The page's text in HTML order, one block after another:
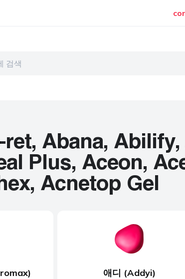
티 제품
임
내부용
기부전
HIV
고혈압
남성 건강
근육 이완제
금연
수술
ret, Abana,
Plus, Aceon,
Acnetop Gel
애디 (Addyi)